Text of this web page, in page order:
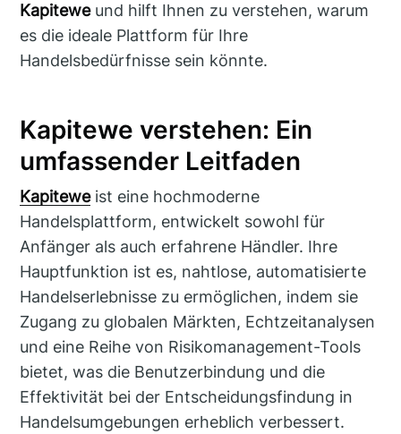
Kapiteweund hilft Ihnen zu verstehen, warum
es die ideale Plattform für Ihre
Handelsbedürfnisse sein könnte.
Kapitewe verstehen: Ein
umfassender Leitfaden
Kapiteweist eine hochmoderne
Handelsplattform, entwickelt sowohl für
Anfänger als auch erfahrene Händler. Ihre
Hauptfunktion ist es, nahtlose, automatisierte
Handelserlebnisse zu ermöglichen, indem sie
Zugang zu globalen Märkten, Echtzeitanalysen
und eine Reihe von Risikomanagement-Tools
bietet, was die Benutzerbindung und die
Effektivität bei der Entscheidungsfindung in
Handelsumgebungen erheblich verbessert.